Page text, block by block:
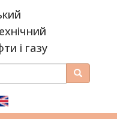
і газу
Пошук